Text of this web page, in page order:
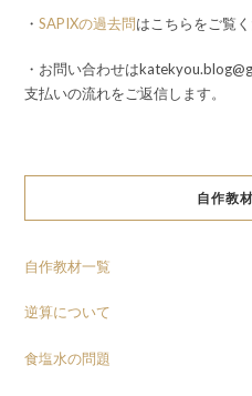
・ SAPIXの過去問はこちらをご覧く
・お問い合わせは
支払いの流れをご返信します。
自作教
自作教材一覧
逆算について
食塩水の問題